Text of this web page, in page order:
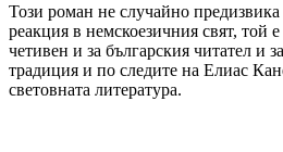
Този роман не случайно
реакция в немскоезичния свят, той
четивен и за българския читател и
традиция и по следите на Елиас
световната литература.